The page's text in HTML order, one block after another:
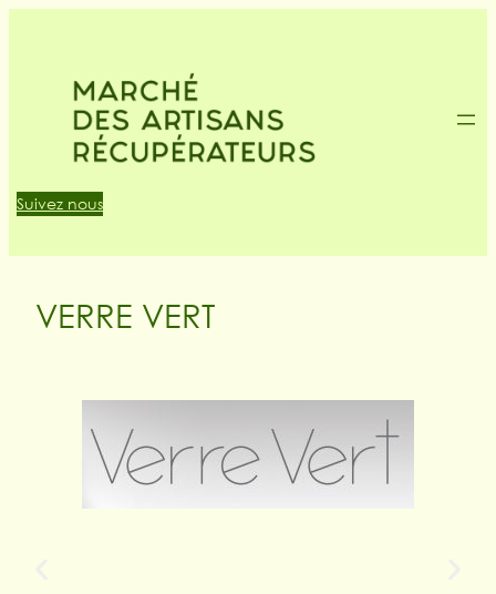
Suivez nous
VERRE VERT